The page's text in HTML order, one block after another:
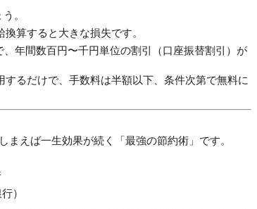
。
算すると大きな損失です。
、年間数百円〜千円単位の割引（口座振替割引）が
するだけで、手数料は半額以下、条件次第で無料に
えば一生効果が続く「最強の節約術」です。
）